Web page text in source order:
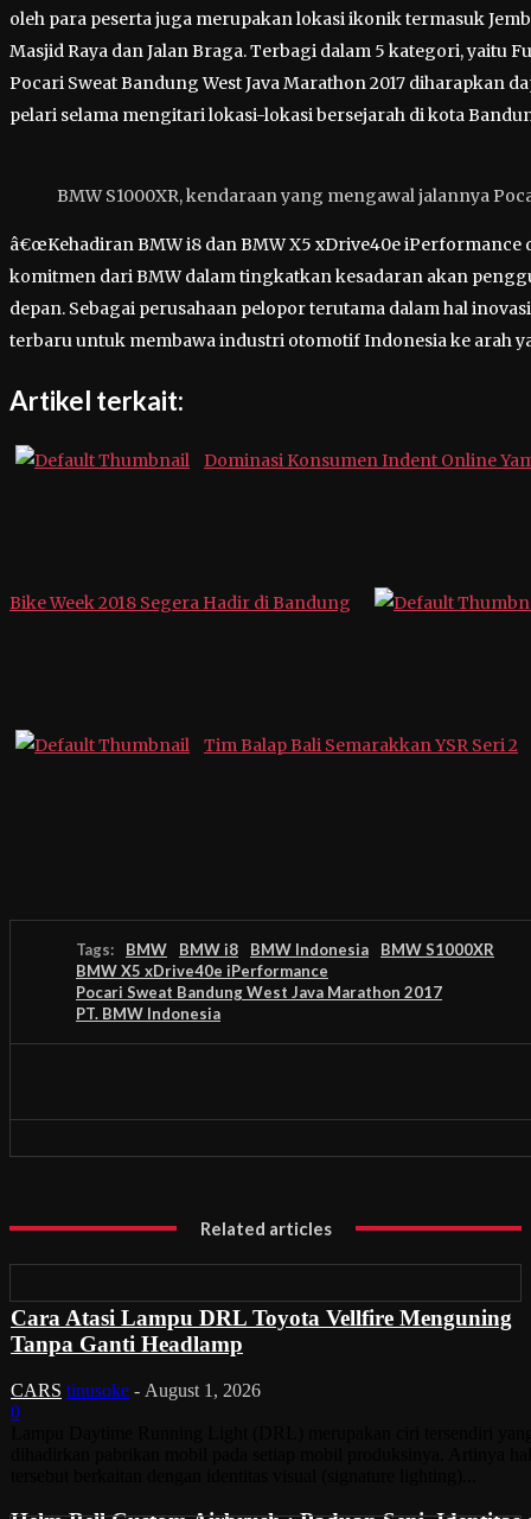
oleh para peserta juga merupakan lokasi ikonik termasuk
Masjid Raya dan Jalan Braga. Terbagi dalam 5 kategori, yaitu
Pocari Sweat Bandung West Java Marathon 2017 diharapkan
pelari selama mengitari lokasi-lokasi bersejarah di kota
BMW S1000XR, kendaraan yang mengawal jalannya
â€œKehadiran BMW i8 dan BMW X5 xDrive40e
komitmen dari BMW dalam tingkatkan kesadaran akan
depan. Sebagai perusahaan pelopor terutama dalam hal
terbaru untuk membawa industri otomotif Indonesia ke arah
Artikel terkait:
Dominasi Konsumen Indent Online
Bike Week 2018 Segera Hadir di Bandung
Tim Balap Bali Semarakkan YSR Seri 2
Tags: BMW BMW i8 BMW Indonesia
BMW S1000XR
BMW X5 xDrive40e iPerformance
Pocari Sweat Bandung West Java Marathon 2017
PT. BMW Indonesia
Related articles
Cara Atasi Lampu DRL Toyota Vellfire Menguning
Tanpa Ganti Headlamp
CARS tinusoke - August 1, 2026
0